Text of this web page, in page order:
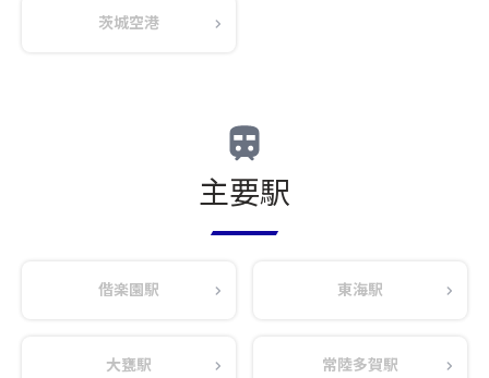
茨城空港
主要駅
偕楽園駅 東海駅
大甕駅 常陸多賀駅